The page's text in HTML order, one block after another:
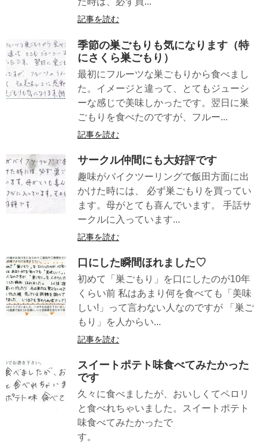
記事を読む
季節の巣ごもりも気になります（特
にさくら巣ごもり）
最初にフルーツな巣ごもりから食べまし
た。イメージと違って、とてもジューシ
ーな感じで美味しかったです。翌日に巣
ごもりを食べたのですが、フルー...
記事を読む
サークル仲間にも大好評です
趣味がバイクツーリングで飯田方面に出
かけた時には、 必ず巣ごもりを買ってい
ます。母がとても喜んでいます。 手話サ
ークルに入っています...
記事を読む
口にした瞬間ほれました♡
初めて「巣ごもり」を口にしたのが10年
くらい前 私はあまり何を食べても「美味
しい!」って言わない人なのですが 「巣ご
もり」を人からい...
記事を読む
スイートポテト味食べてみたかった
です
久々に食べましたが、おいしくてペロリ
と食べれちゃいました。スイートポテト
味食べてみたかったで
す。